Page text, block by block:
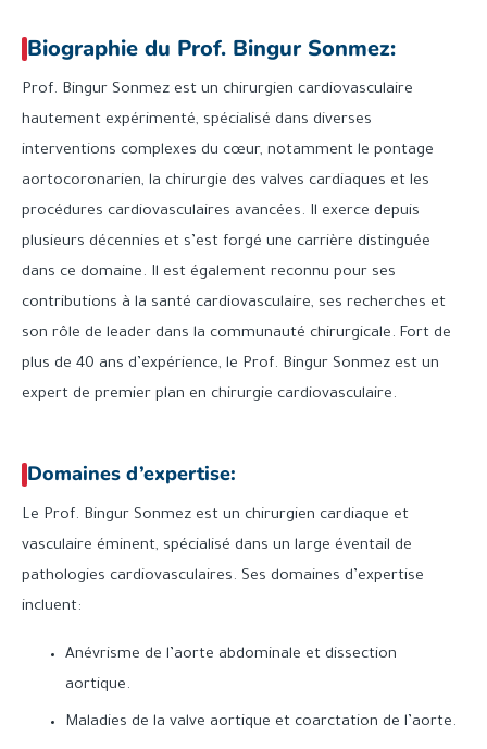
Biographie du Prof. Bingur Sonmez:
Prof. Bingur Sonmez est un chirurgien cardiovasculaire
hautement expérimenté, spécialisé dans diverses
interventions complexes du cœur, notamment le pontage
aortocoronarien, la chirurgie des valves cardiaques et les
procédures cardiovasculaires avancées. Il exerce depuis
plusieurs décennies et s’est forgé une carrière distinguée
dans ce domaine. Il est également reconnu pour ses
contributions à la santé cardiovasculaire, ses recherches et
son rôle de leader dans la communauté chirurgicale. Fort de
plus de 40 ans d’expérience, le Prof. Bingur Sonmez est un
expert de premier plan en chirurgie cardiovasculaire.
Domaines d’expertise:
Le Prof. Bingur Sonmez est un chirurgien cardiaque et
vasculaire éminent, spécialisé dans un large éventail de
pathologies cardiovasculaires. Ses domaines d’expertise
incluent:
Anévrisme de l’aorte abdominale et dissection
aortique.
Maladies de la valve aortique et coarctation de l’aorte.